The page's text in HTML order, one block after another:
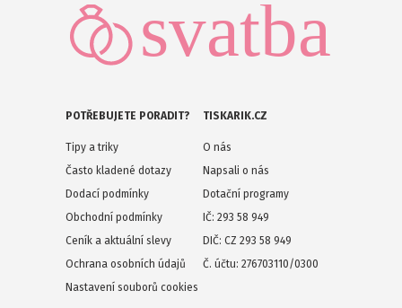
POTŘEBUJETE PORADIT?
Tipy a triky
Často kladené dotazy
Dodací podmínky
Obchodní podmínky
Ceník a aktuální slevy
Ochrana osobních údajů
Nastavení souborů cookies
TISKARIK.CZ
O nás
Napsali o nás
Dotační programy
IČ: 293 58 949
DIČ: CZ 293 58 949
Č. účtu: 276703110/0300